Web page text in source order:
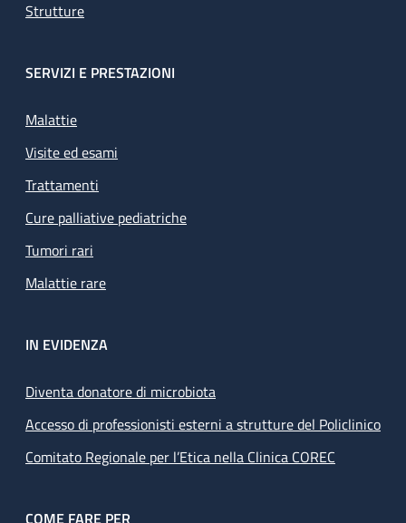
Strutture
SERVIZI E PRESTAZIONI
Malattie
Visite ed esami
Trattamenti
Cure palliative pediatriche
Tumori rari
Malattie rare
IN EVIDENZA
Diventa donatore di microbiota
Accesso di professionisti esterni a strutture del Policlinico
Comitato Regionale per l’Etica nella Clinica COREC
COME FARE PER